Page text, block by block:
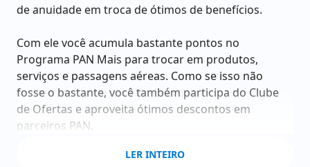
de anuidade em troca de ótimos de benefícios.
Com ele você acumula bastante pontos no
Programa PAN Mais para trocar em produtos,
serviços e passagens aéreas. Como se isso não
fosse o bastante, você também participa do Clube
de Ofertas e aproveita ótimos descontos em
parceiros PAN.
Por ser um cartão Platinum, as taxas deste cartão
LER INTEIRO